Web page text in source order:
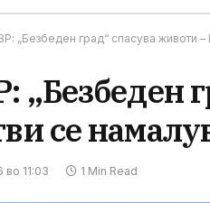
„Безбеден град“ спасува животи –
„Безбеден
се
во 11:03 1 Min Read